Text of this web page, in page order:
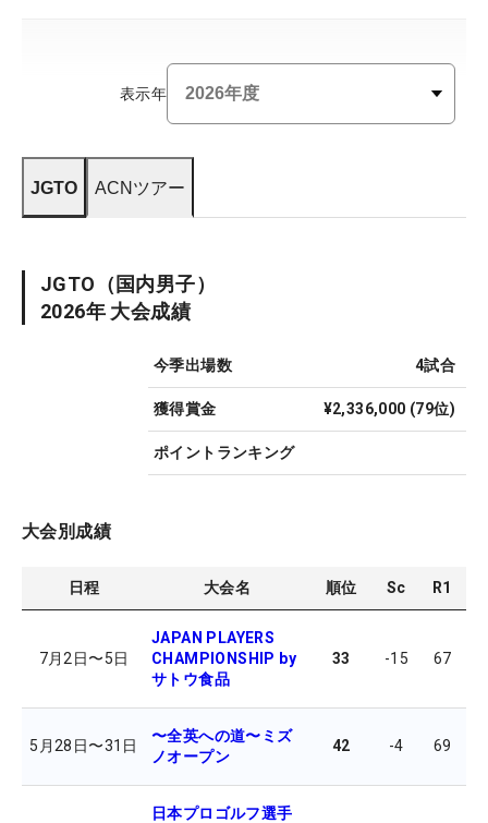
表示年
JGTO ACNツアー
JGTO （国内男子）
2026年 大会成績
今季出場数 4試合
獲得賞金 ¥2,336,000 (79位)
ポイントランキング
大会別成績
日程 大会名 順位 Sc R1
7月2日〜5日
JAPAN PLAYERS
CHAMPIONSHIP by
サトウ食品
33 -15 67
5月28日〜31日
〜全英への道〜ミズ
ノオープン
42 -4 69
日本プロゴルフ選手